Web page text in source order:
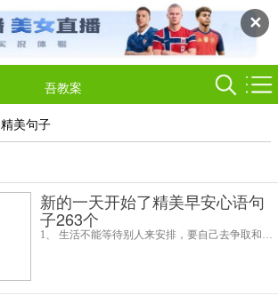
✕
吾教案
精美句子
新的一天开始了精美早安心语句
子263个